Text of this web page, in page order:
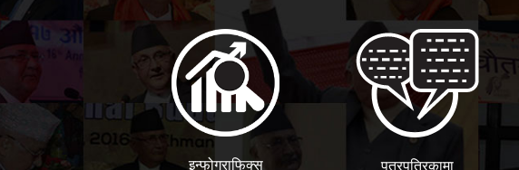
इन्फोग्राफिक्स पत्रपत्रिकामा